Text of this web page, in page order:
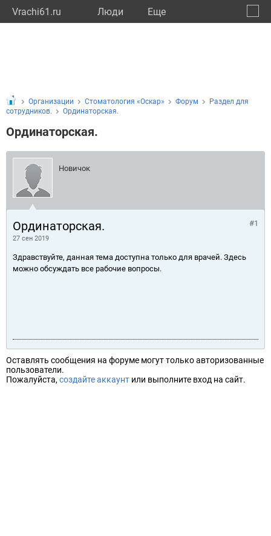
Vrachi61.ru Люди Eще
Организации Стоматология «Оскар» Форум
Раздел для
сотрудников.
Ординаторская.
Ординаторская.
Новичок
Ординаторская.
27 сен 2019
#1
Здравствуйте, данная тема доступна только для врачей. Здесь
можно обсуждать все рабочие вопросы.
Оставлять сообщения на форуме могут только авторизованные
пользователи.
Пожалуйста, создайте аккаунт или выполните вход на сайт.